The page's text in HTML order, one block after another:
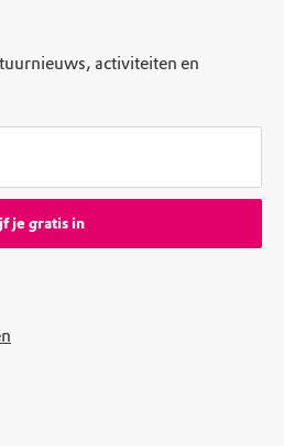
activiteiten en
je gratis in